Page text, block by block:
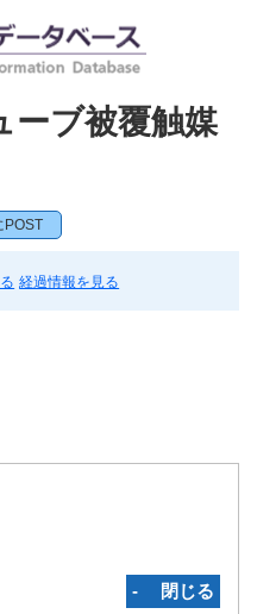
ーブ被覆触媒
POST
経過情報を見る
‐ 閉じる